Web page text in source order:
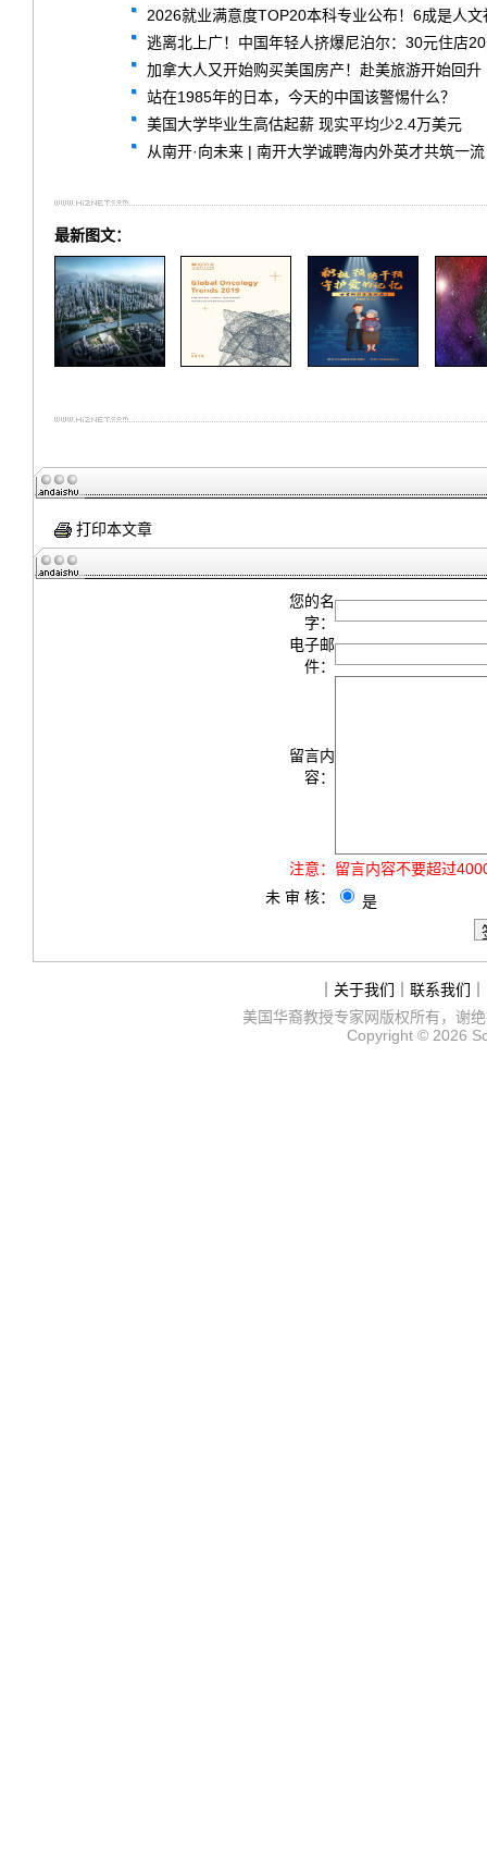
2026就业满意度TOP20本科专业公布！6成是人文
逃离北上广！中国年轻人挤爆尼泊尔：30元住店
加拿大人又开始购买美国房产！赴美旅游开始回升
站在1985年的日本，今天的中国该警惕什么？
美国大学毕业生高估起薪 现实平均少2.4万美元
从南开·向未来 | 南开大学诚聘海内外英才共筑一流
最新图文：
打印本文章
您的名
字：
电子邮
件：
留言内
容：
注意： 留言内容不要超过
未 审 核：
是
关于我们 联系我们
美国华裔教授专家网版权所有，谢
Copyright © 2026